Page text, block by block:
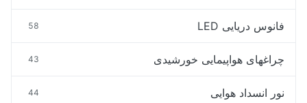
فانوس دریایی LED 58
چراغهای هواپیمایی خورشیدی 43
نور انسداد هوایی 44